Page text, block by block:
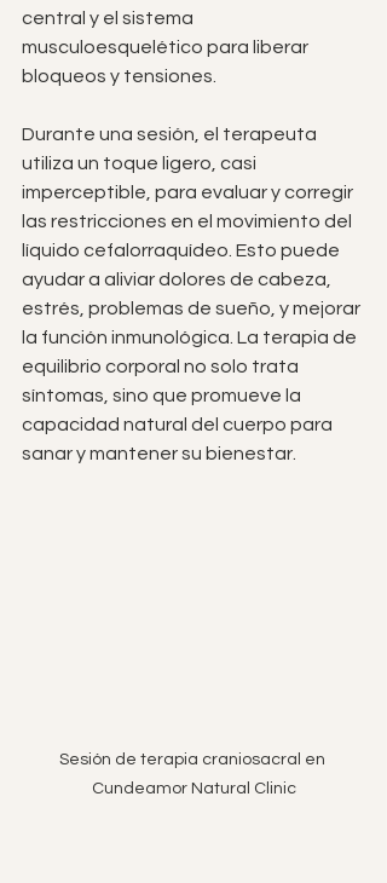
central y el sistema
musculoesquelético para liberar
bloqueos y tensiones.
Durante una sesión, el terapeuta
utiliza un toque ligero, casi
imperceptible, para evaluar y corregir
las restricciones en el movimiento del
líquido cefalorraquídeo. Esto puede
ayudar a aliviar dolores de cabeza,
estrés, problemas de sueño, y mejorar
la función inmunológica. La terapia de
equilibrio corporal no solo trata
síntomas, sino que promueve la
capacidad natural del cuerpo para
sanar y mantener su bienestar.
Sesión de terapia craniosacral en
Cundeamor Natural Clinic